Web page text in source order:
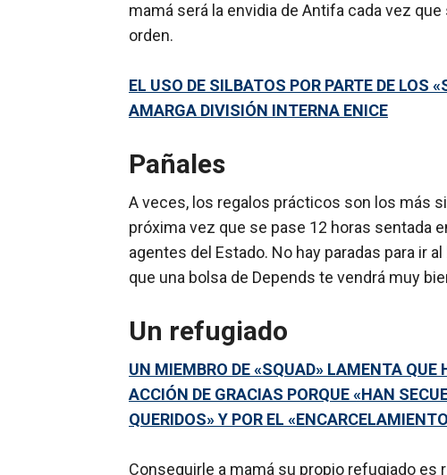
mamá será la envidia de Antifa cada vez
orden.
EL USO DE SILBATOS POR PARTE DE LOS
AMARGA DIVISIÓN INTERNA ENICE
Pañales
A veces, los regalos prácticos son los más
próxima vez que se pase 12 horas sentada
agentes del Estado. No hay paradas para ir
que una bolsa de Depends te vendrá muy
Un refugiado
UN MIEMBRO DE «SQUAD» LAMENTA QUE
ACCIÓN DE GRACIAS PORQUE «HAN
QUERIDOS» Y POR EL
Conseguirle a mamá su propio refugiado